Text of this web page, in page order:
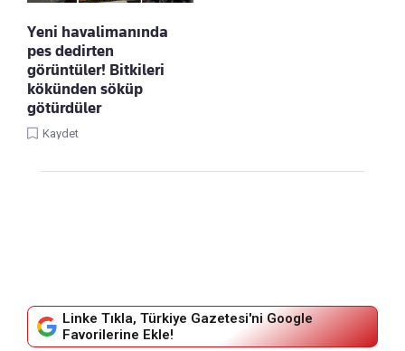
Yeni havalimanında
pes dedirten
görüntüler! Bitkileri
kökünden söküp
götürdüler
Kaydet
Linke Tıkla, Türkiye Gazetesi'ni Google
Favorilerine Ekle!